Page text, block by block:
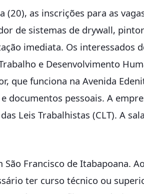
(20), as inscrições para as
de sistemas de drywall,
imediata. Os interessados
e Desenvolvimento
que funciona na Avenida
documentos pessoais. A
Leis Trabalhistas (CLT). A
Francisco de Itabapoana.
ter curso técnico ou